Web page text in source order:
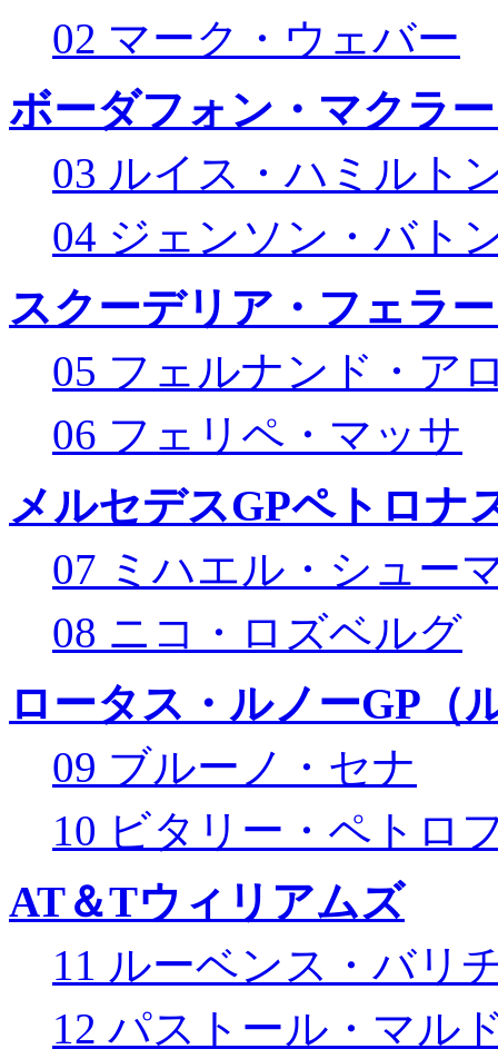
02 マーク・ウェバー
ボーダフォン・マクラ
03 ルイス・ハミルト
04 ジェンソン・バト
スクーデリア・フェラ
05 フェルナンド・ア
06 フェリペ・マッサ
メルセデスGPペトロナ
07 ミハエル・シュー
08 ニコ・ロズベルグ
ロータス・ルノーGP（
09 ブルーノ・セナ
10 ビタリー・ペトロ
AT＆Tウィリアムズ
11 ルーベンス・バリ
12 パストール・マル